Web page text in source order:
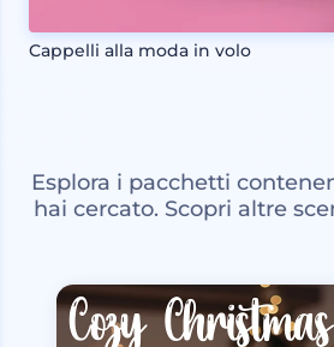
Cappelli alla moda in volo
Esplora i pacchetti
hai cercato. Scopri altre